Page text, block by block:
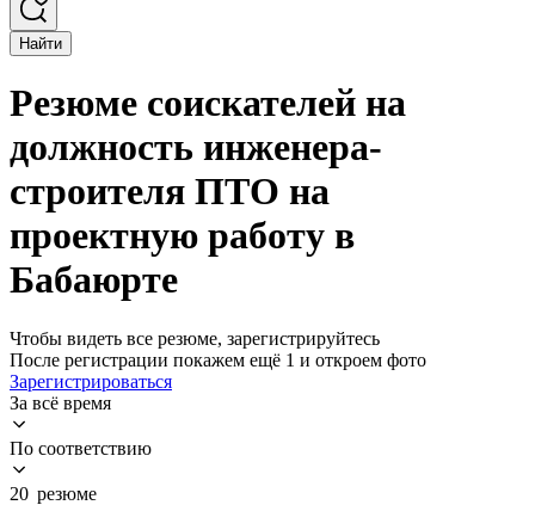
Найти
Резюме соискателей на
должность инженера-
строителя ПТО на
проектную работу в
Бабаюрте
Чтобы видеть все резюме, зарегистрируйтесь
После регистрации покажем ещё 1 и откроем фото
Зарегистрироваться
За всё время
По соответствию
20 резюме